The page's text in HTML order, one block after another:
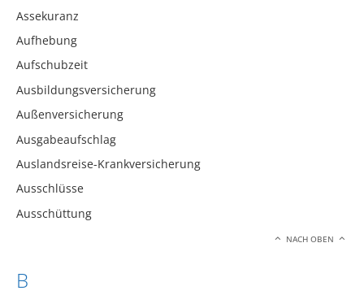
Assekuranz
Aufhebung
Aufschubzeit
Ausbildungsversicherung
Außenversicherung
Ausgabeaufschlag
Auslandsreise-Krankversicherung
Ausschlüsse
Ausschüttung
NACH OBEN
B